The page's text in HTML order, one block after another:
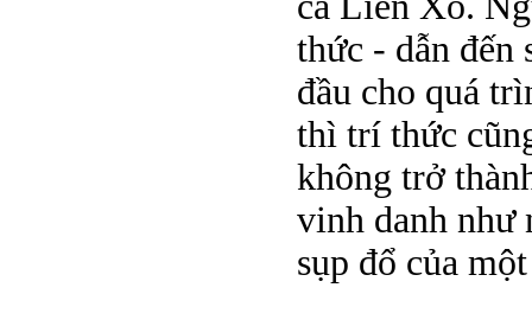
thức - dẫn đến
đầu cho quá
thì trí thức
không trở
vinh danh như
sụp đổ của